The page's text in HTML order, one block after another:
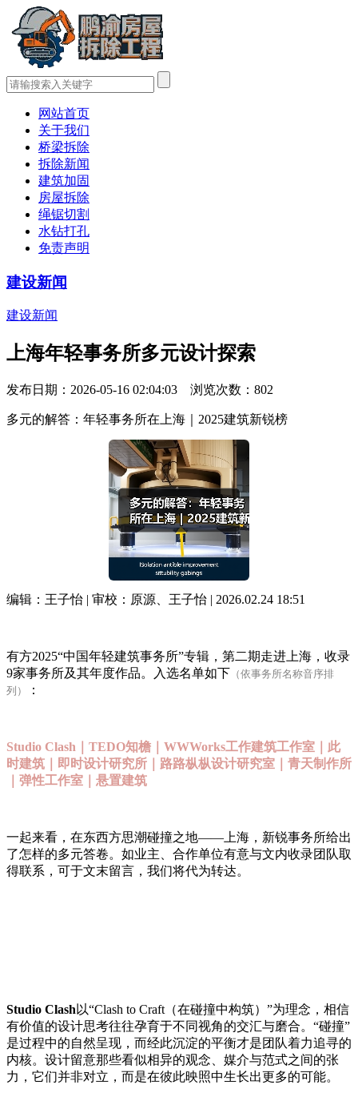
网站首页
关于我们
桥梁拆除
拆除新闻
建筑加固
房屋拆除
绳锯切割
水钻打孔
免责声明
建设新闻
建设新闻
上海年轻事务所多元设计探索
发布日期：2026-05-16 02:04:03 浏览次数： 802
多元的解答：年轻事务所在上海｜2025建筑新锐榜
编辑：王子怡 | 审校：原源、王子怡 | 2026.02.24 18:51
有方2025“中国年轻建筑事务所”专辑，第二期走进上海，收录
9家事务所及其年度作品。入选名单如下 （依事务所名称音序排
列）
：
Studio Clash｜TEDO知檐｜WWWorks工作建筑工作室｜此
时建筑｜即时设计研究所｜路路枞枞设计研究室｜青天制作所
｜弹性工作室｜悬置建筑
一起来看，在东西方思潮碰撞之地——上海，新锐事务所给出
了怎样的多元答卷。如业主、合作单位有意与文内收录团队取
得联系，可于文末留言，我们将代为转达。
Studio Clash 以“Clash to Craft（在碰撞中构筑）”为理念，相信
有价值的设计思考往往孕育于不同视角的交汇与磨合。“碰撞”
是过程中的自然呈现，而经此沉淀的平衡才是团队着力追寻的
内核。设计留意那些看似相异的观念、媒介与范式之间的张
力，它们并非对立，而是在彼此映照中生长出更多的可能。